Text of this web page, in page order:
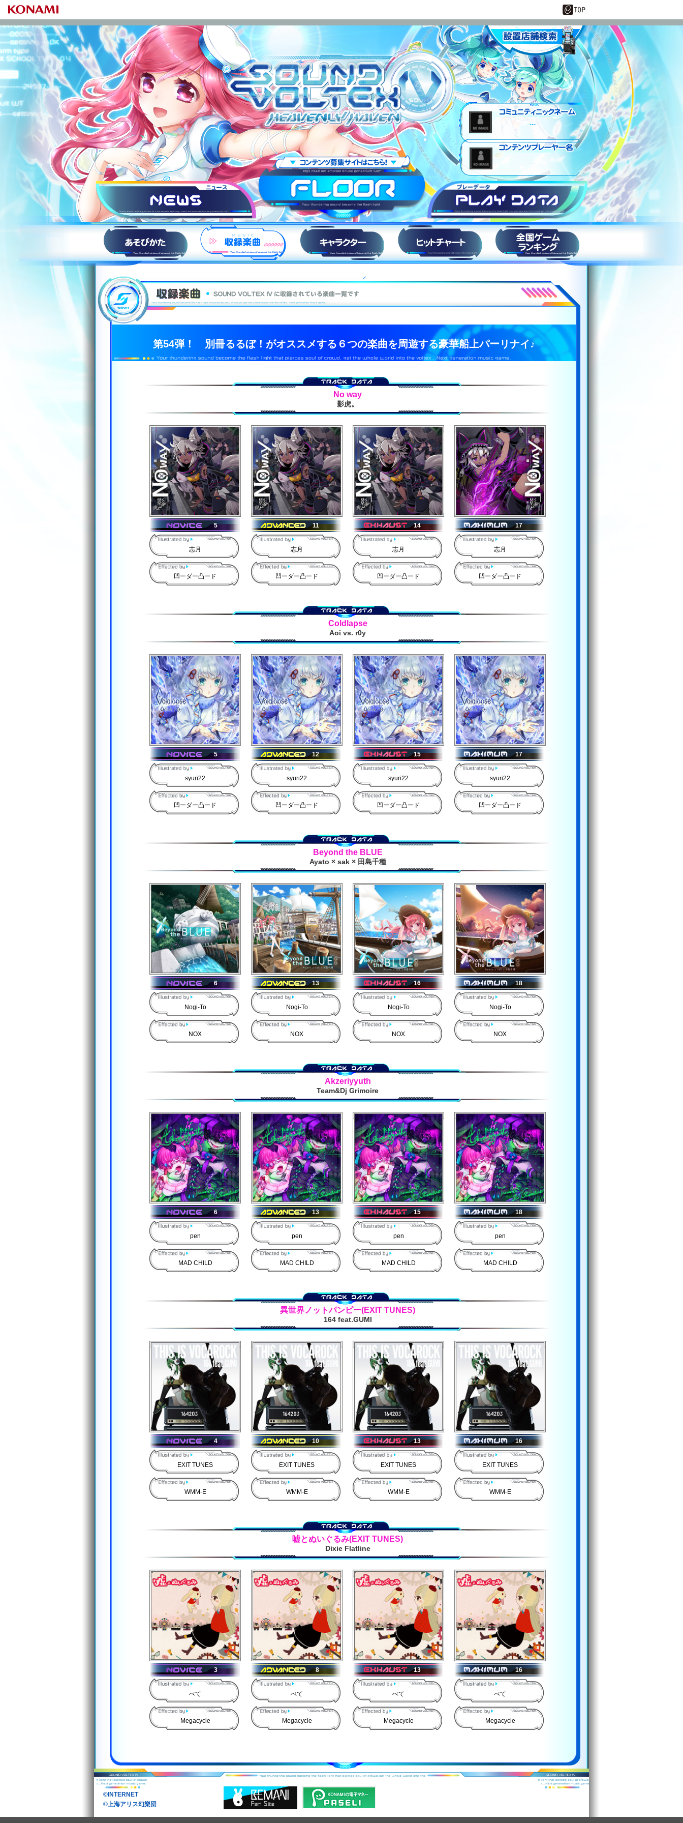
SOUND VOLTEX IV HEAVENLY HAVEN
設置店舗情報
---
---
ニュース FLOOR プレーデータ
HOW to PLAY 収録楽曲 キャラ紹介 ヒットチャート スコアランキング
第54弾！ 別冊るるぼ！がオススメする６つの楽曲を周遊する豪華船上パーリナイ♪
No way
影虎。
5
志月
凹ーダー凸ード
11
志月
凹ーダー凸ード
14
志月
凹ーダー凸ード
17
志月
凹ーダー凸ード
Coldlapse
Aoi vs. r0y
5
syuri22
凹ーダー凸ード
12
syuri22
凹ーダー凸ード
15
syuri22
凹ーダー凸ード
17
syuri22
凹ーダー凸ード
Beyond the BLUE
Ayato × sak × 田島千種
6
Nogi-To
NOX
13
Nogi-To
NOX
16
Nogi-To
NOX
18
Nogi-To
NOX
Akzeriyyuth
Team&Dj Grimoire
6
pen
MAD CHILD
13
pen
MAD CHILD
15
pen
MAD CHILD
18
pen
MAD CHILD
異世界ノットパンピー(EXIT TUNES)
164 feat.GUMI
4
EXIT TUNES
WMM-E
10
EXIT TUNES
WMM-E
13
EXIT TUNES
WMM-E
16
EXIT TUNES
WMM-E
嘘とぬいぐるみ(EXIT TUNES)
Dixie Flatline
3
べて
Megacycle
8
べて
Megacycle
13
べて
Megacycle
16
べて
Megacycle
©INTERNET
©上海アリス幻樂団